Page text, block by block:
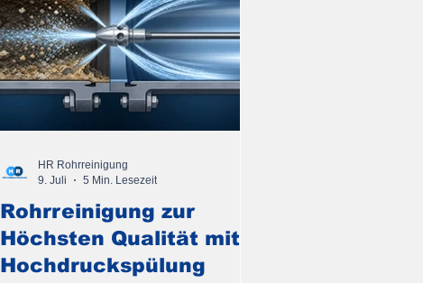
Rohrreinigung zur
Höchsten Qualität mit
Hochdruckspülung
HR Rohrreinigung
9. Juli
5 Min. Lesezeit